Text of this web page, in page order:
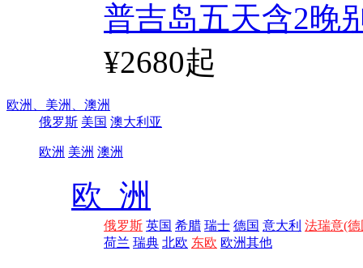
普吉岛五天含2晚
¥2680起
欧洲、 美洲、 澳洲
俄罗斯 美国 澳大利亚
欧洲 美洲 澳洲
欧 洲
俄罗斯 英国 希腊 瑞士 德国 意大利 法瑞意(德
荷兰 瑞典 北欧 东欧 欧洲其他